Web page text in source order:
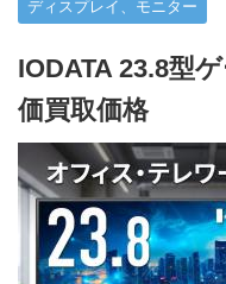
ディスプレイ、モニター
IODATA 23.8型
価買取価格